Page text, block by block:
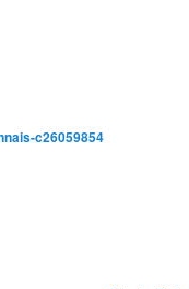
c26059854